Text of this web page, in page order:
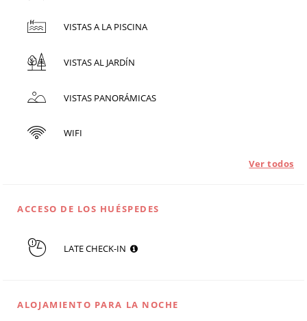
VISTAS A LA PISCINA
VISTAS AL JARDÍN
VISTAS PANORÁMICAS
WIFI
Ver todos
ACCESO DE LOS HUÉSPEDES
LATE CHECK-IN
ALOJAMIENTO PARA LA NOCHE